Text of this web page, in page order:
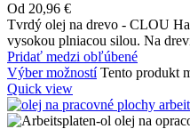
Od 20,96 €
Tvrdý olej na drevo - CLOU
vysokou plniacou silou. Na
Pridať medzi obľúbené
Výber možností Tento produkt
Quick view